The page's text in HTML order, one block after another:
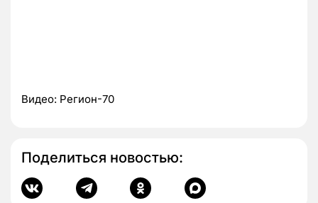
Видео: Регион-70
Поделиться новостью: